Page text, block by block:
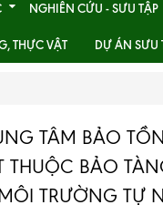
NGHIÊN CỨU - SƯU TẬP
THỰC VẬT DỰ ÁN SƯU
TÂM BẢO
THUỘC BẢO
TRƯỜNG TỰ